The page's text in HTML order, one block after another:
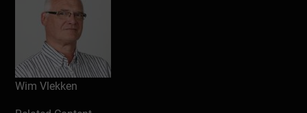
Hoe schrijf je overtuigende tekst?
Speciale woorden
Web content
Statistiek
Mobile content
Als…Dan!
Schrijven voor e-mail marketing
Wim Vlekken